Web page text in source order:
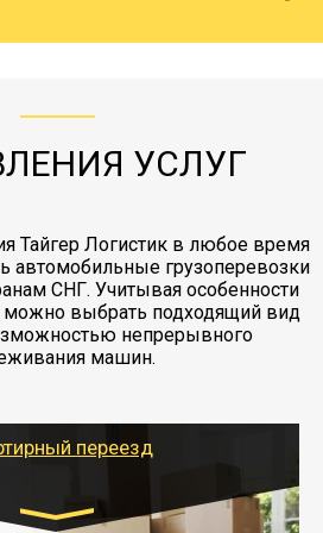
картонными
стрейч пленкой.
0.15 от стоимости
по услугам страховки
в пункте получателя.
УСЛУГ
Тайгер Логистик в любое время
автомобильные грузоперевозки
СНГ. Учитывая особенности
можно выбрать подходящий вид
непрерывного
машин.
переезд